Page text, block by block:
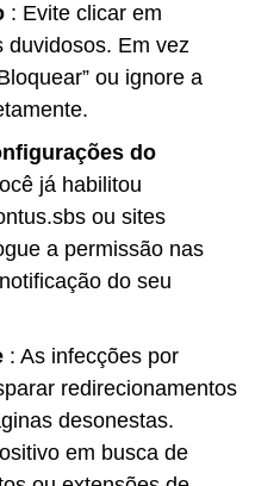
: Evite clicar em
duvidosos. Em vez
ou ignore a
do
já habilitou
ou sites
a permissão nas
do seu
: As infecções por
redirecionamentos
desonestas.
em busca de